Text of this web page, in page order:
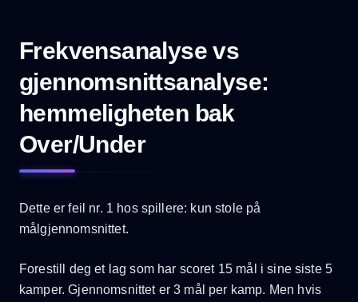
Frekvensanalyse vs
gjennomsnittsanalyse:
hemmeligheten bak
Over/Under
Dette er feil nr. 1 hos spillere: kun stole på
målgjennomsnittet.
Forestill deg et lag som har scoret 15 mål i sine siste 5
kamper. Gjennomsnittet er 3 mål per kamp. Men hvis